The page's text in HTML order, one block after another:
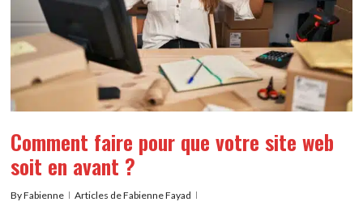
Comment faire pour que votre site web
soit en avant ?
ByFabienne Articles de Fabienne Fayad